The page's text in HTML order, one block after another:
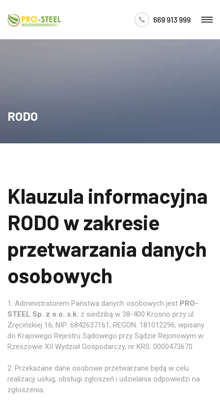
669 913 999
RODO
Klauzula informacyjna
RODO w zakresie
przetwarzania danych
osobowych
1. Administratorem Państwa danych osobowych jest PRO-
STEEL Sp. z o.o. s.k. z siedzibą w 38-400 Krosno przy ul.
Zręcińskiej 16; NIP: 6842637161, REGON: 181012296; wpisany
do Krajowego Rejestru Sądowego przy Sądzie Rejonowym w
Rzeszowie XII Wydział Gospodarczy, nr KRS: 0000473670
2. Przekazane dane osobowe przetwarzane będą w celu
realizacji usług, obsługi zgłoszeń i udzielania odpowiedzi na
zgłoszenia;